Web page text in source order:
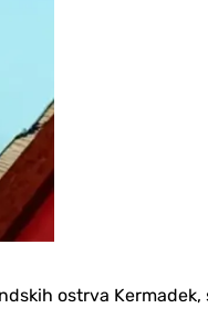
ostrva Kermadek,